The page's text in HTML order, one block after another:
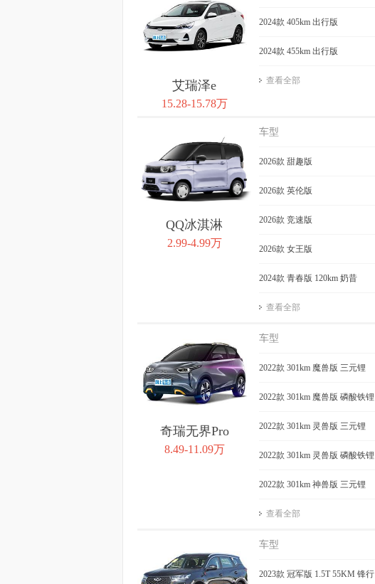
艾瑞泽e
15.28-15.78万
2024款 405km 出行版
2024款 455km 出行版
查看全部
QQ冰淇淋
2.99-4.99万
车型
2026款 甜趣版
2026款 英伦版
2026款 竞速版
2026款 女王版
2024款 青春版 120km 奶昔
查看全部
奇瑞无界Pro
8.49-11.09万
车型
2022款 301km 魔兽版 三元锂
2022款 301km 魔兽版 磷酸铁锂
2022款 301km 灵兽版 三元锂
2022款 301km 灵兽版 磷酸铁锂
2022款 301km 神兽版 三元锂
查看全部
车型
2023款 冠军版 1.5T 55KM 锋行